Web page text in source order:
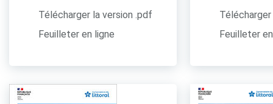
Télécharger la version .pdf
Feuilleter en ligne
Feuilleter